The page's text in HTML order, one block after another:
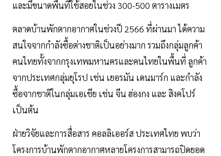
และมีขนาดพื้นที่ใช้สอยในช่วง 300-500 ตารางเมตร
ตลาดบ้านพักตากอากาศในช่วงปี 2566 ที่ผ่านมา ได้ความ
สนใจจากกำลังซื้อต่างชาติเป็นอย่างมาก รวมถึงกลุ่มลูกค้า
คนไทยทั้งจากกรุงเทพมหานครและคนไทยในพื้นที่ ลูกค้า
จากประเทศกลุ่มยุโรป เช่น เยอรมัน เดนมาร์ก และกำลัง
ซื้อจากชาติในกลุ่มเอเชีย เช่น จีน ฮ่องกง และ สิงคโปร์
เป็นต้น
ฝ่ายวิจัยและการสื่อสาร คอลลิเออร์ส ประเทศไทย พบว่า
โครงการบ้านพักตากอากาศหลายโครงการสามารถปิดยอด